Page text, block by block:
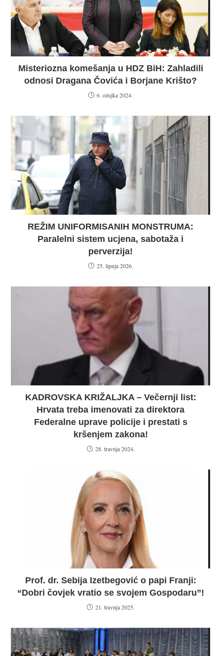
Misteriozna komešanja u HDZ BiH: Zahladili
odnosi Dragana Čovića i Borjane Krišto?
6. ožujka 2024.
REŽIM UNIFORMISANIH MONSTRUMA:
Paralelni sistem ucjena, sabotaža i
perverzija!
25. lipnja 2026.
KADROVSKA KRIŽALJKA – Večernji list:
Hrvata treba imenovati za direktora
Federalne uprave policije i prestati s
kršenjem zakona!
28. travnja 2024.
Prof. dr. Sebija Izetbegović o papi Franji:
“Dobri čovjek vratio se svojem Gospodaru”!
21. travnja 2025.